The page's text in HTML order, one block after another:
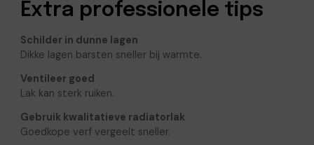
Extra professionele tips
Schilder in dunne lagen
Dikke lagen barsten sneller bij warmte.
Ventileer goed
Lak kan sterk ruiken.
Gebruik kwalitatieve radiatorlak
Goedkope verf vergeelt sneller.